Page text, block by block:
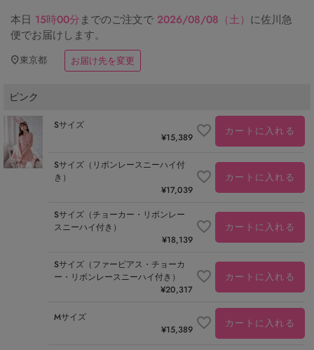
本日 15時00分までのご注文で 2026/08/08（土） に佐川急
便でお届けします。
東京都 お届け先を変更
ピンク
Sサイズ
¥15,389 カートに入れる
Sサイズ（リボンレースニーハイ付
き）
¥17,039
カートに入れる
Sサイズ（チョーカー・リボンレー
スニーハイ付き）
¥18,139
カートに入れる
Sサイズ（ファーピアス・チョーカ
ー・リボンレースニーハイ付き）
¥20,317
カートに入れる
Mサイズ
¥15,389 カートに入れる